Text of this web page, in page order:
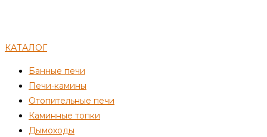
КАТАЛОГ
Банные печи
Печи-камины
Отопительные печи
Каминные топки
Дымоходы